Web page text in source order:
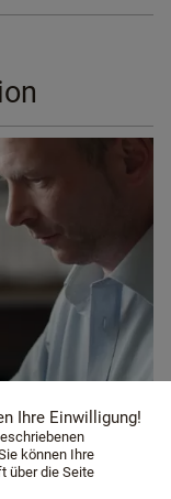
Ihre Einwilligung!
können Ihre
über die Seite